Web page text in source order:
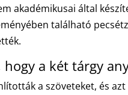
akadémikusai által
található
a két tárgy
a szöveteket, és